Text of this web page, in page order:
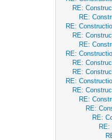
RE:
RE:
RE:
RE:
RE:
RE:
RE:
RE:
RE:
RE:
RE:
RE:
RE: